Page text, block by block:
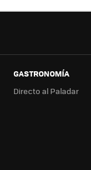
GASTRONOMÍA
Directo al Paladar